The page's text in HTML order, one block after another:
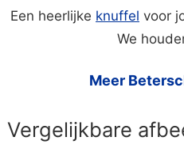
Een heerlijke knuffel voor
We
Meer
Vergelijkbare